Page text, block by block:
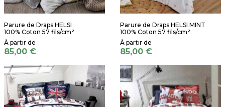
Parure de Draps HELSI
100% Coton 57 fils/cm²
85,00 €
Parure de Draps HELSI MINT
100% Coton 57 fils/cm²
85,00 €